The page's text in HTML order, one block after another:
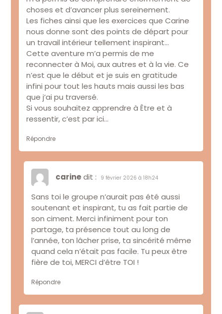
choses et d’avancer plus sereinement.
Les fiches ainsi que les exercices que Carine
nous donne sont des points de départ pour
un travail intérieur tellement inspirant…
Cette aventure m’a permis de me
reconnecter à Moi, aux autres et à la vie. Ce
n’est que le début et je suis en gratitude
infini pour tout les hauts mais aussi les bas
que j’ai pu traversé.
Si vous souhaitez apprendre à Être et à
ressentir, c’est par ici…
Répondre
carine dit : 9 février 2026 à 18h24
Sans toi le groupe n’aurait pas été aussi
soutenant et inspirant, tu as fait partie de
son ciment. Merci infiniment pour ton
partage, ta présence tout au long de
l’année, ton lâcher prise, ta sincérité même
quand cela n’était pas facile. Tu peux être
fière de toi, MERCI d’être TOI !
Répondre